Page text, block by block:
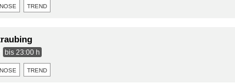
trend
bis 23:00 h
trend